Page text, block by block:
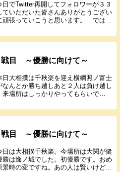
でTwitter再開してフォロワーが３３
いただいた皆さんありがとうござい
頑張っていこうと思います。 では５
目 ～優勝に向けて～
大相撲は千秋楽を迎え横綱照ノ富士
んとか勝ち越しあと２人は負け越し
場所はしっかりやってもらいで
目 ～優勝に向けて～
は大相撲千秋楽。今場所は大関が健
は逸ノ城でした。初優勝です。おめ
時の変ですね。あの人は賢いけど敵